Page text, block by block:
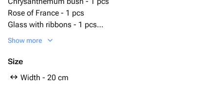
Rose of France - 1 pcs
Glass with ribbons - 1 pcs
пирожное cake to go - 1 pcs
Show more
Size
Width - 20 cm